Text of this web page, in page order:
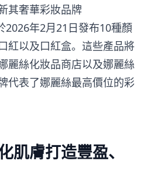
其奢華彩妝品牌
2026年2月21日發布10種顏
紅以及口紅盒。這些產品將
麗絲化妝品商店以及娜麗絲
代表了娜麗絲最高價位的彩
肌膚打造豐盈、